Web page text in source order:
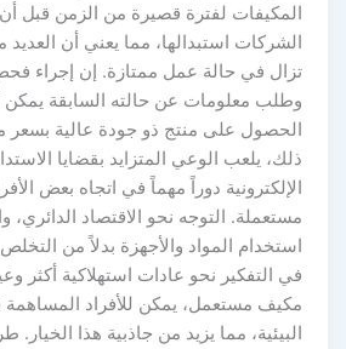
المكيفات لفترة قصيرة من الزمن قبل أن
الشركات استبدالها، مما يعني أن العديد
تزال في حالة عمل ممتازة. إن إجراء
وطلب معلومات عن حالته السابقة
الحصول على منتج ذو جودة عالية بسعر
ذلك، يلعب الوعي المتزايد بقضايا
الإلكترونية دوراً مهماً في اتجاه بعض
مستعملة. التوجه نحو الاقتصاد الدائري،
استخدام المواد والأجهزة بدلاً من
في التفكير نحو عادات استهلاكية أكثر
مكيف مستعمل، يمكن للأفراد المساهمة
البيئية، مما يزيد من جاذبية هذا